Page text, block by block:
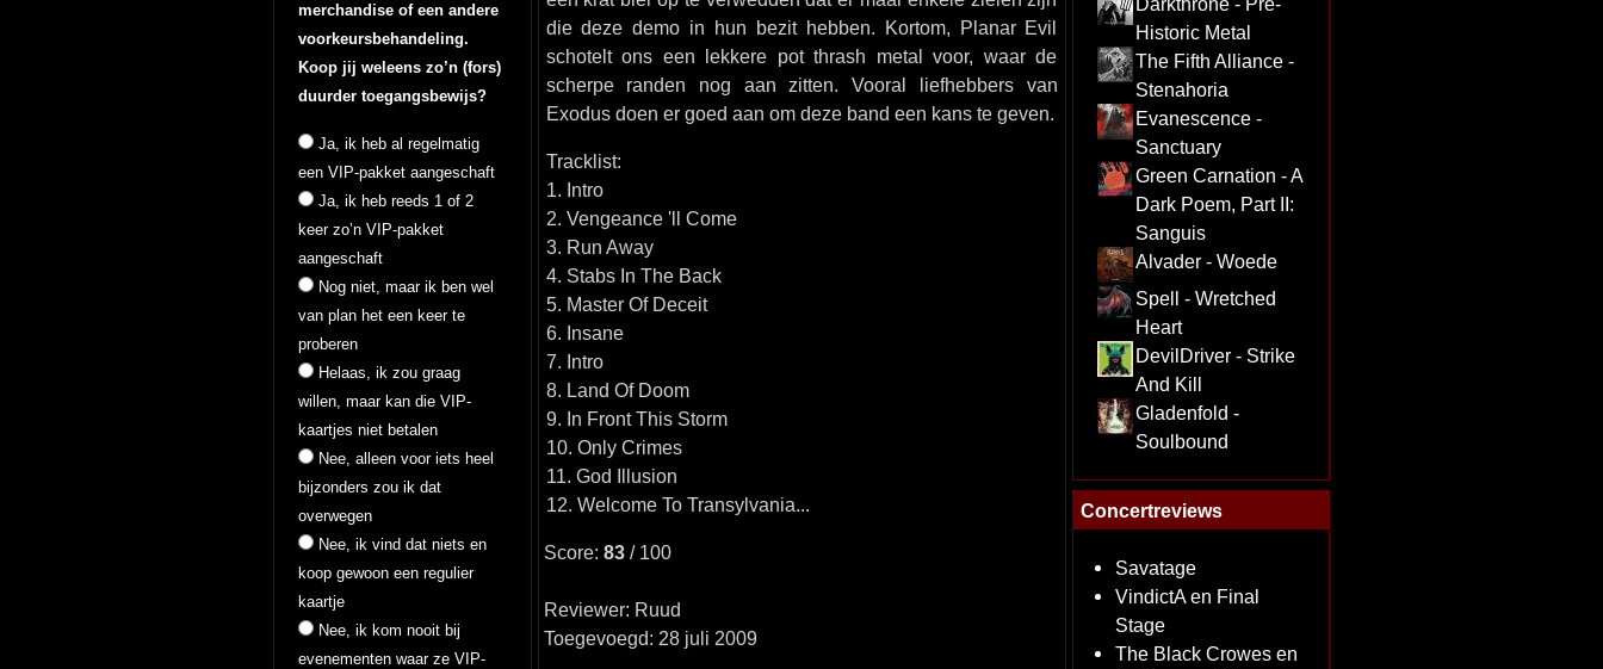
merchandise of een andere
voorkeursbehandeling.
Koop jij weleens zo’n (fors)
duurder toegangsbewijs?
Ja, ik heb al regelmatig
een VIP-pakket aangeschaft
Ja, ik heb reeds 1 of 2
keer zo’n VIP-pakket
aangeschaft
Nog niet, maar ik ben wel
van plan het een keer te
proberen
Helaas, ik zou graag
willen, maar kan die VIP-
kaartjes niet betalen
Nee, alleen voor iets heel
bijzonders zou ik dat
overwegen
Nee, ik vind dat niets en
koop gewoon een regulier
kaartje
Nee, ik kom nooit bij
evenementen waar ze VIP-
die deze demo in hun bezit hebben. Kortom, Planar Evil
schotelt ons een lekkere pot thrash metal voor, waar de
scherpe randen nog aan zitten. Vooral liefhebbers van
Exodus doen er goed aan om deze band een kans te geven.
Tracklist:
1. Intro
2. Vengeance 'll Come
3. Run Away
4. Stabs In The Back
5. Master Of Deceit
6. Insane
7. Intro
8. Land Of Doom
9. In Front This Storm
10. Only Crimes
11. God Illusion
12. Welcome To Transylvania...
Score: 83/ 100
Reviewer: Ruud
Toegevoegd: 28 juli 2009
Historic Metal
The Fifth Alliance -
Stenahoria
Evanescence -
Sanctuary
Green Carnation - A
Dark Poem, Part II:
Sanguis
Alvader - Woede
Spell - Wretched
Heart
DevilDriver - Strike
And Kill
Gladenfold -
Soulbound
Concertreviews
Savatage
VindictA en Final
Stage
The Black Crowes en